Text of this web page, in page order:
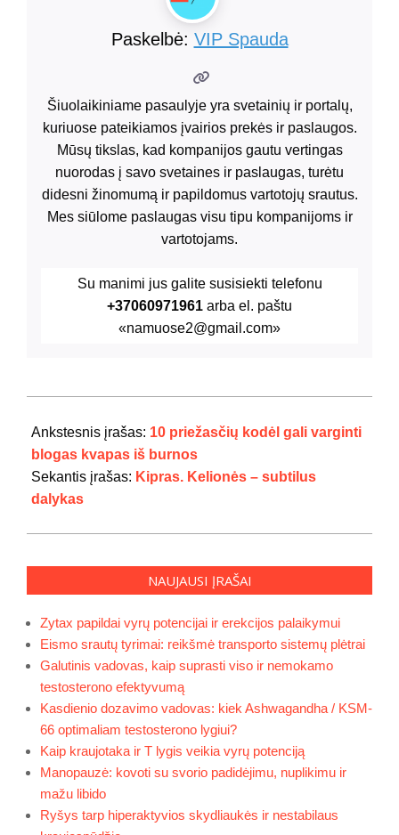
Paskelbė: VIP Spauda
Šiuolaikiniame pasaulyje yra svetainių ir portalų,
kuriuose pateikiamos įvairios prekės ir paslaugos.
Mūsų tikslas, kad kompanijos gautu vertingas
nuorodas į savo svetaines ir paslaugas, turėtu
didesni žinomumą ir papildomus vartotojų srautus.
Mes siūlome paslaugas visu tipu kompanijoms ir
vartotojams.
Su manimi jus galite susisiekti telefonu
+37060971961 arba el. paštu
«namuose2@gmail.com»
05-
02
Ankstesnis įrašas: 10 priežasčių kodėl gali varginti
blogas kvapas iš burnos
Sekantis įrašas: Kipras. Kelionės – subtilus
dalykas
NAUJAUSI ĮRAŠAI
Zytax papildai vyrų potencijai ir erekcijos palaikymui
Eismo srautų tyrimai: reikšmė transporto sistemų plėtrai
Galutinis vadovas, kaip suprasti viso ir nemokamo
testosterono efektyvumą
Kasdienio dozavimo vadovas: kiek Ashwagandha / KSM-
66 optimaliam testosterono lygiui?
Kaip kraujotaka ir T lygis veikia vyrų potenciją
Manopauzė: kovoti su svorio padidėjimu, nuplikimu ir
mažu libido
Ryšys tarp hiperaktyvios skydliaukės ir nestabilaus